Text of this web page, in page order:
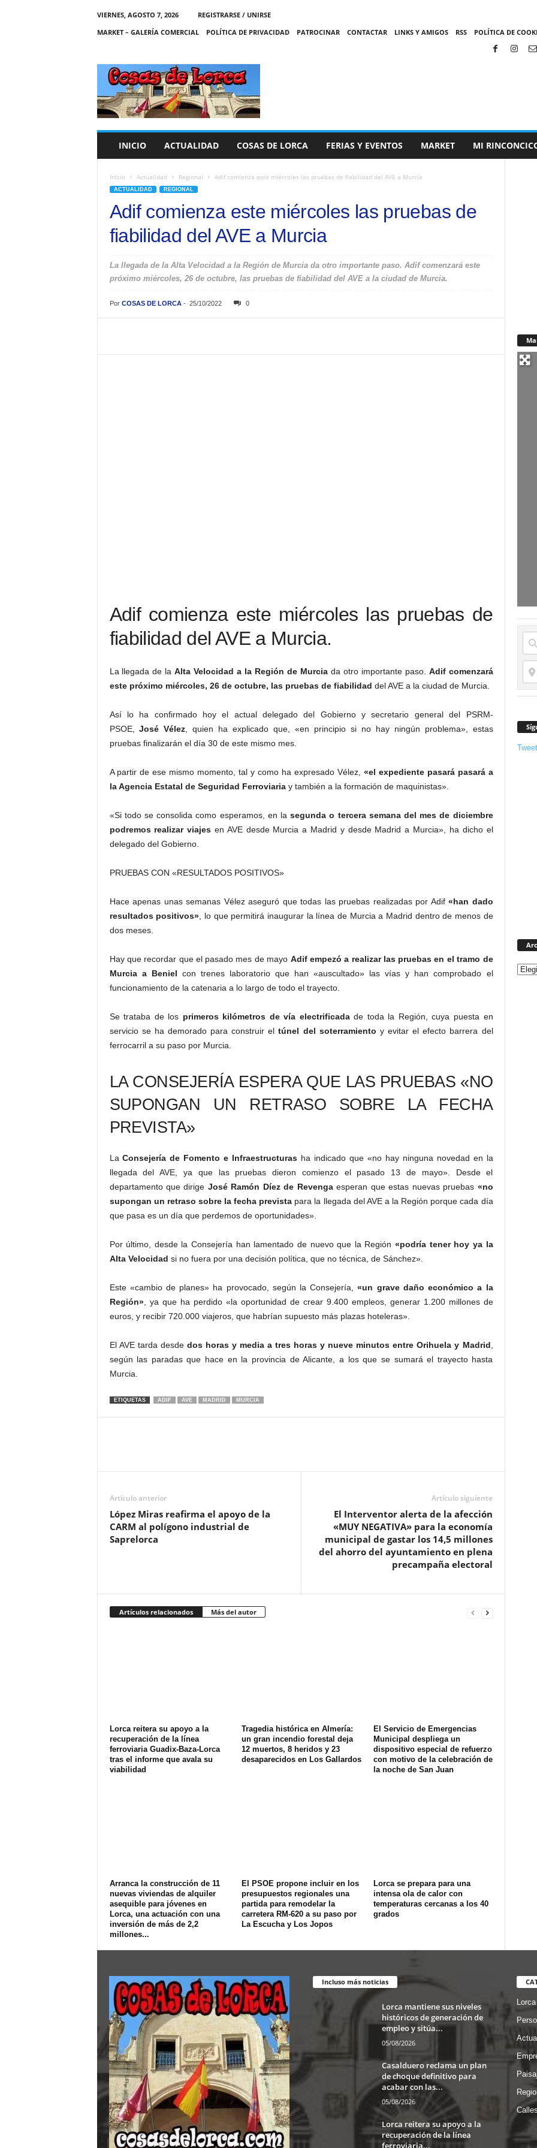
VIERNES, AGOSTO 7, 2026
REGISTRARSE / UNIRSE
MARKET – GALERÍA COMERCIAL
POLÍTICA DE PRIVACIDAD PATROCINAR CONTACTAR LINKS Y AMIGOS RSS POLÍTICA DE
C
A
S
INICIO ACTUALIDAD COSAS DE LORCA FERIAS Y EVENTOS MARKET MI
Inicio Actualidad Regional Adif comienza este miércoles las pruebas de fiabilidad del AVE a Murcia
ACTUALIDAD REGIONAL
Adif comienza este miércoles las pruebas de
fiabilidad del AVE a Murcia
La llegada de la Alta Velocidad a la Región de Murcia da otro importante paso. Adif comenzará este
próximo miércoles, 26 de octubre, las pruebas de fiabilidad del AVE a la ciudad de Murcia.
Por COSAS DE LORCA- 25/10/2022 0
Adif comienza este miércoles las pruebas de
fiabilidad del AVE a Murcia.
La llegada de laAlta Velocidad a la Región de Murcia da otro importante paso. Adif comenzará
este próximo miércoles, 26 de octubre, las pruebas de fiabilidad del AVE a la ciudad de Murcia.
Así lo ha confirmado hoy el actual delegado del Gobierno y secretario general del PSRM-
PSOE,
José Vélez , quien ha explicado que, «en principio si no hay ningún problema», estas
pruebas finalizarán el día 30 de este mismo mes.
A partir de ese mismo momento, tal y como ha expresado Vélez, «el expediente pasará pasará a
la Agencia Estatal de Seguridad Ferroviaria y también a la formación de maquinistas».
«Si todo se consolida como esperamos, en lasegunda o tercera semana del mes de diciembre
podremos realizar viajes en AVE desde Murcia a Madrid y desde Madrid a Murcia», ha dicho el
delegado del Gobierno.
PRUEBAS CON «RESULTADOS POSITIVOS»
Hace apenas unas semanas Vélez aseguró que todas las pruebas realizadas por Adif«han dado
resultados positivos» , lo que permitirá inaugurar la línea de Murcia a Madrid dentro de menos de
dos meses.
Hay que recordar que el pasado mes de mayo Adif empezó a realizar las pruebas en el tramo de
Murcia a Beniel con trenes laboratorio que han «auscultado» las vías y han comprobado el
funcionamiento de la catenaria a lo largo de todo el trayecto.
Se trataba de los primeros kilómetros de vía electrificadade toda la Región, cuya puesta en
servicio se ha demorado para construir el túnel del soterramiento y evitar el efecto barrera del
ferrocarril a su paso por Murcia.
LA CONSEJERÍA ESPERA QUE LAS PRUEBAS «NO
SUPONGAN UN RETRASO SOBRE LA FECHA
PREVISTA»
LaConsejería de Fomento e Infraestructuras ha indicado que «no hay ninguna novedad en la
llegada del AVE, ya que las pruebas dieron comienzo el pasado 13 de mayo». Desde el
departamento que dirige José Ramón Díez de Revengaesperan que estas nuevas pruebas «no
supongan un retraso sobre la fecha prevista para la llegada del AVE a la Región porque cada día
que pasa es un día que perdemos de oportunidades».
Por último, desde la Consejería han lamentado de nuevo que la Región «podría tener hoy ya la
Alta Velocidad si no fuera por una decisión política, que no técnica, de Sánchez».
Este «cambio de planes» ha provocado, según la Consejería,«un grave daño económico a la
Región», ya que ha perdido «la oportunidad de crear 9.400 empleos, generar 1.200 millones de
euros, y recibir 720.000 viajeros, que habrían supuesto más plazas hoteleras».
El AVE tarda desde dos horas y media a tres horas y nueve minutos entre Orihuela y Madrid
según las paradas que hace en la provincia de Alicante, a los que se sumará el trayecto hasta
Murcia.
ETIQUETAS ADIF AVE MADRID MURCIA
Artículo anterior
López Miras reafirma el apoyo de la
CARM al polígono industrial de
Saprelorca
Artículo siguiente
El Interventor alerta de la afección
«MUY NEGATIVA» para la economía
municipal de gastar los 14,5 millones
del ahorro del ayuntamiento en plena
precampaña electoral
Artículos relacionados Más del autor
Lorca reitera su apoyo a la
recuperación de la línea
ferroviaria Guadix-Baza-Lorca
tras el informe que avala su
viabilidad
Tragedia histórica en Almería:
un gran incendio forestal deja
12 muertos, 8 heridos y 23
desaparecidos en Los Gallardos
El Servicio de Emergencias
Municipal despliega un
dispositivo especial de refuerzo
con motivo de la celebración de
la noche de San Juan
Arranca la construcción de 11
nuevas viviendas de alquiler
asequible para jóvenes en
Lorca, una actuación con una
inversión de más de 2,2
millones...
El PSOE propone incluir en los
presupuestos regionales una
partida para remodelar la
carretera RM-620 a su paso por
La Escucha y Los Jopos
Lorca se prepara para una
intensa ola de calor con
temperaturas cercanas a los 40
grados
Incluso más noticias
Lorca mantiene sus niveles
históricos de generación de
empleo y sitúa...
05/08/2026
Casalduero reclama un plan
de choque definitivo para
acabar con las...
05/08/2026
Lorca reitera su apoyo a la
recuperación de la línea
ferroviaria...
Lorca